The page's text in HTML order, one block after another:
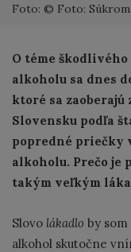
Foto: © Foto:
O téme
alkoholu sa dnes
ktoré sa
Slovensku podľa
popredné priečky
alkoholu. Prečo je
takým veľkým
Slovo lákadlo by
alkohol skutočne